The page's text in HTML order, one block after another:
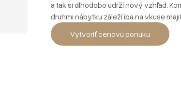
a tak si dlhodobo udrží nový vzhľad.
druhmi nábytku záleží iba na vkuse
Vytvoriť cenovú ponuku